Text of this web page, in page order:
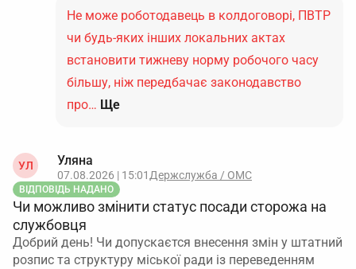
Не може роботодавець в колдоговорі, ПВТР
чи будь-яких інших локальних актах
встановити тижневу норму робочого часу
більшу, ніж передбачає законодавство
про… Ще
УЛ Уляна
07.08.2026 | 15:01 Держслужба / ОМС
ВІДПОВІДЬ НАДАНО
Чи можливо змінити статус посади сторожа на
службовця
Добрий день! Чи допускаєтся внесення змін у штатний
розпис та структуру міської ради із переведенням